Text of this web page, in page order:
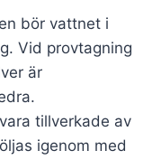
bör vattnet i
Vid provtagning
är
tillverkade av
igenom med